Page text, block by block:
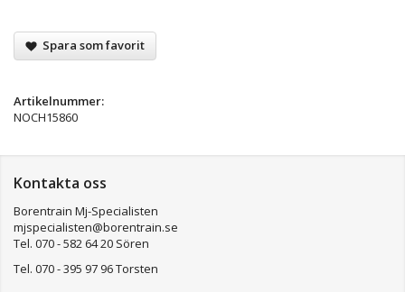
Spara som favorit
Artikelnummer:
NOCH15860
Kontakta oss
Borentrain Mj-Specialisten
mjspecialisten@borentrain.se
Tel. 070 - 582 64 20 Sören
Tel. 070 - 395 97 96 Torsten